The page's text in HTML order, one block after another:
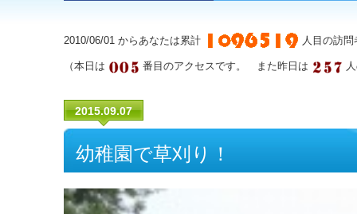
2010/06/01 からあなたは累計 人目の訪
（本日は 番目のアクセスです。 また昨日は
2015.09.07
幼稚園で草刈り！